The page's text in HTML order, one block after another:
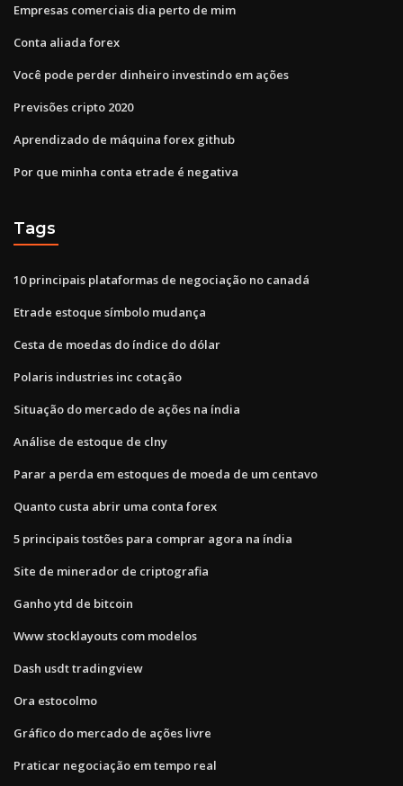
Empresas comerciais dia perto de mim
Conta aliada forex
Você pode perder dinheiro investindo em ações
Previsões cripto 2020
Aprendizado de máquina forex github
Por que minha conta etrade é negativa
Tags
10 principais plataformas de negociação no canadá
Etrade estoque símbolo mudança
Cesta de moedas do índice do dólar
Polaris industries inc cotação
Situação do mercado de ações na índia
Análise de estoque de clny
Parar a perda em estoques de moeda de um centavo
Quanto custa abrir uma conta forex
5 principais tostões para comprar agora na índia
Site de minerador de criptografia
Ganho ytd de bitcoin
Www stocklayouts com modelos
Dash usdt tradingview
Ora estocolmo
Gráfico do mercado de ações livre
Praticar negociação em tempo real